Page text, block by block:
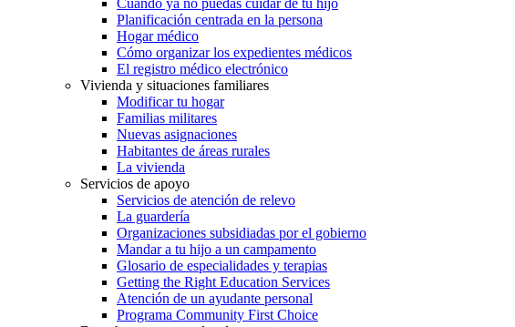
Planificación centrada en la persona
Hogar médico
Cómo organizar los expedientes médicos
El registro médico electrónico
Vivienda y situaciones familiares
Modificar tu hogar
Familias militares
Nuevas asignaciones
Habitantes de áreas rurales
La vivienda
Servicios de apoyo
Servicios de atención de relevo
La guardería
Organizaciones subsidiadas por el gobierno
Mandar a tu hijo a un campamento
Glosario de especialidades y terapias
Getting the Right Education Services
Atención de un ayudante personal
Programa Community First Choice